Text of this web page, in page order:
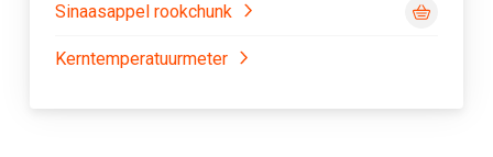
Sinaasappel rookchunk
Kerntemperatuurmeter